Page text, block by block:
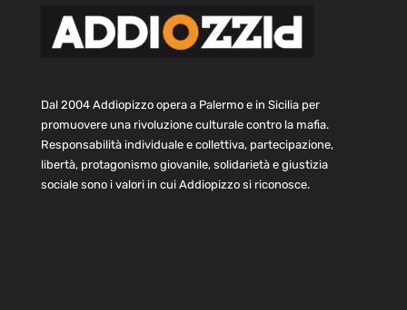
Dal 2004 Addiopizzo opera a Palermo e in Sicilia per
promuovere una rivoluzione culturale contro la mafia.
Responsabilità individuale e collettiva, partecipazione,
libertà, protagonismo giovanile, solidarietà e giustizia
sociale sono i valori in cui Addiopizzo si riconosce.